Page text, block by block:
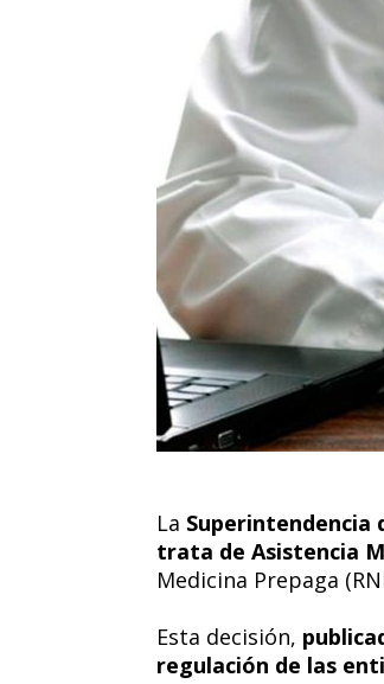
La Superintendencia
trata de Asistencia
Medicina Prepaga
Esta decisión,
regulación de las